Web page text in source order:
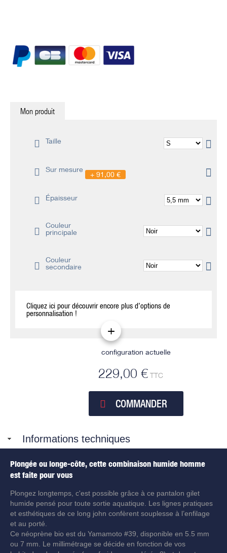
Mon produit
Taille
Sur mesure
91,00 €
Épaisseur
Couleur
principale
Couleur
secondaire
Cliquez ici pour découvrir encore plus d’options de
personnalisation !
configuration actuelle
229,00 € TTC
COMMANDER
Informations techniques
Plongée ou longe-côte, cette combinaison humide homme
est faite pour vous
Plongez longtemps, c'est possible grâce à ce pantalon gilet
humide pensé pour toute sortie aquatique. Les lignes pratiques
et esthétiques de ce long john confèrent souplesse à l’enfilage
et au porté.
Ce néoprène bio est du Yamamoto #39, disponible en 5.5 mm
ou 7 mm. Le millimétrage se décide en fonction de vos